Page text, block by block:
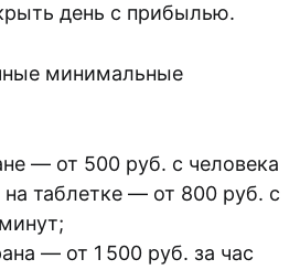
день с прибылью.
минимальные
— от 500 руб. с человека
на таблетке — от 800 руб. с
— от 1 500 руб. за час